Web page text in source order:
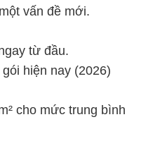
vấn đề mới.
từ đầu.
hiện nay (2026)
cho mức trung bình